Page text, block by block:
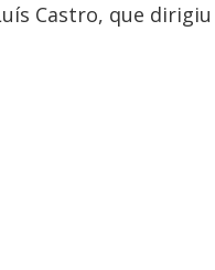
Castro, que dirigiu